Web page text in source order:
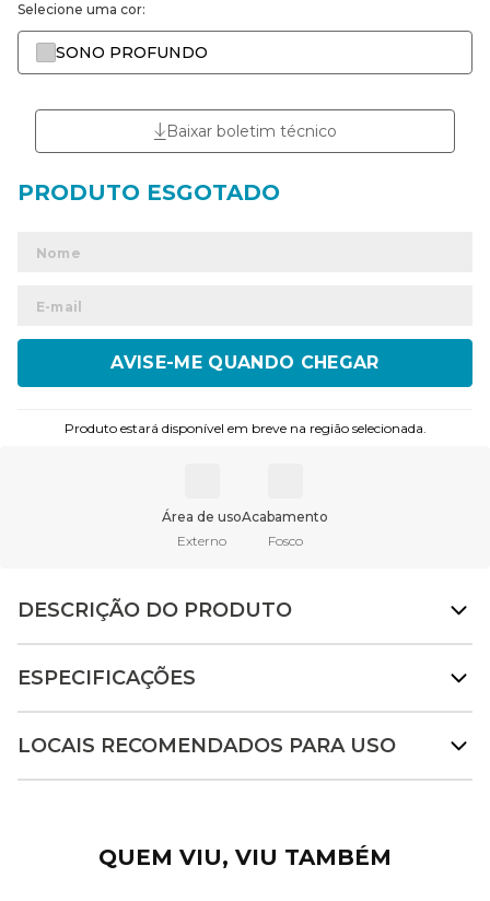
Selecione uma cor:
SONO PROFUNDO
Baixar boletim técnico
ENVIAR
Produto estará disponível em breve na região selecionada.
Área de uso
Externo
Acabamento
Fosco
DESCRIÇÃO DO PRODUTO
ESPECIFICAÇÕES
LOCAIS RECOMENDADOS PARA USO
QUEM VIU, VIU TAMBÉM